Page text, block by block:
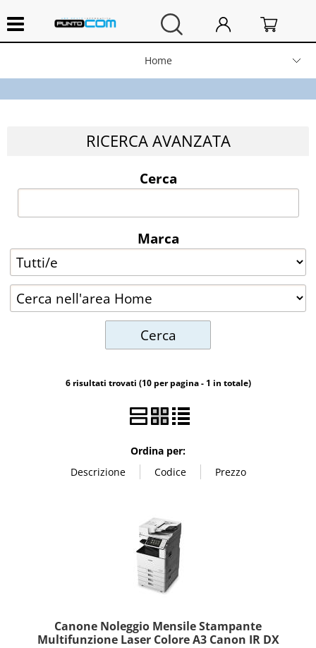
Home
Computer Fissi e Notebook
Networking
Consumabili
Cancelleria
Videosorveglianza
POS
Noleggi
RICERCA AVANZATA
Cerca
Marca
6 risultati trovati (10 per pagina - 1 in totale)
Ordina per:
Canone Noleggio Mensile Stampante
Multifunzione Laser Colore A3 Canon IR DX